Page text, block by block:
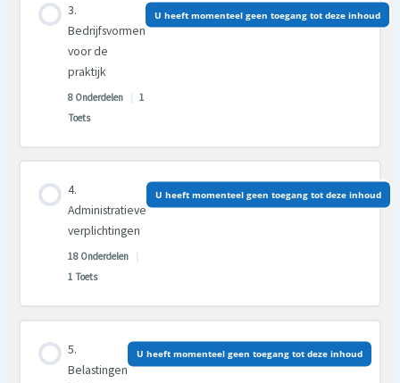
0% VOLTOOID 0/11 Stappen
Bedrijfsvormen
voor de
praktijk
8 Onderdelen
1
Toets
U heeft momenteel geen toegang tot deze inhoud
0% VOLTOOID 0/8 Stappen
Administratieve
verplichtingen
18 Onderdelen
1 Toets
U heeft momenteel geen toegang tot deze inhoud
0% VOLTOOID 0/18 Stappen
Belastingen
U heeft momenteel geen toegang tot deze inhoud